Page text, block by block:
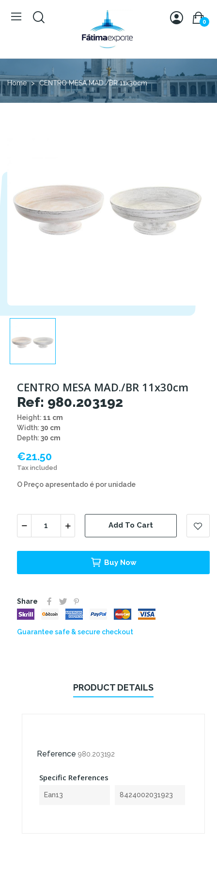
0
Home CENTRO MESA MAD./BR 11x30cm
CENTRO MESA MAD./BR 11x30cm
Ref: 980.203192
Height: 11 cm
Width: 30 cm
Depth: 30 cm
€21.50
Tax included
O Preço apresentado é por unidade
Add To Cart
Buy Now
Share
Guarantee safe & secure checkout
PRODUCT DETAILS
Reference 980.203192
Specific References
Ean13 8424002031923